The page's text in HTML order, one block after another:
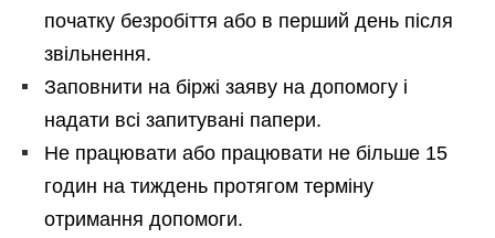
початку безробіття або в перший день після
звільнення.
Заповнити на біржі заяву на допомогу і
надати всі запитувані папери.
Не працювати або працювати не більше 15
годин на тиждень протягом терміну
отримання допомоги.